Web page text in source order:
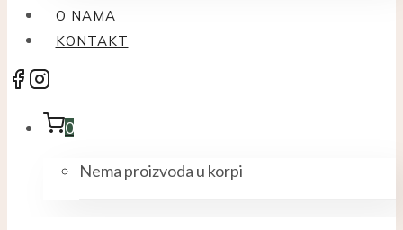
O NAMA
KONTAKT
0
Nema proizvoda u korpi